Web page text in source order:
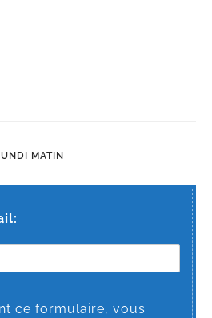
MATIN
ce formulaire, vous